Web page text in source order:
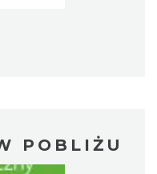
POBLIŻU